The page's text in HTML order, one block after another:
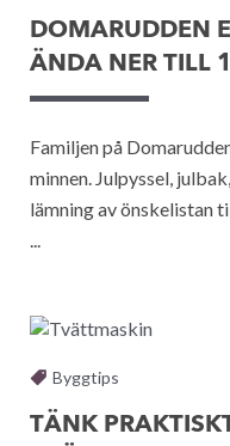
DOMARUDDEN
ÄNDA NER TILL
Familjen på
minnen. Julpyssel,
lämning av önskelistan
...
Byggtips
TÄNK